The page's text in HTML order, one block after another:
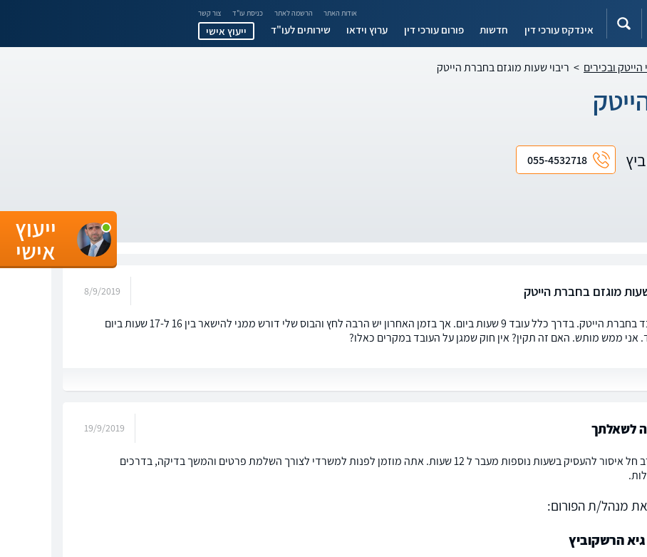
אודות האתר הרשמה לאתר כניסת עו"ד צור קשר
אינדקס עורכי דין חדשות פורום עורכי דין ערוץ וידאו שירותים לעו"ד ייעוץ אישי
ובכירים > ריבוי שעות מוגזם בחברת הייטק
055-4532718
שעות מוגזם בחברת הייטק 8/9/2019
אני עובד בחברת הייטק. בדרך כלל עובד 9 שעות ביום. אך בזמן האחרון יש הרבה לחץ והבוס שלי דורש ממני להישאר בין 16 ל-17 שעות ביום
אני ממש מותש. האם זה תקין? אין חוק שמגן על העובד במקרים כאלו?
לשאלתך 19/9/2019
שלום רב חל איסור להעסיק בשעות נוספות מעבר ל 12 שעות. אתה מוזמן לפנות למשרדי לצורך השלמת פרטים והמשך בדיקה, בדרכים
מנהל/ת הפורום:
הרשקוביץ
ייעוץ
אישי